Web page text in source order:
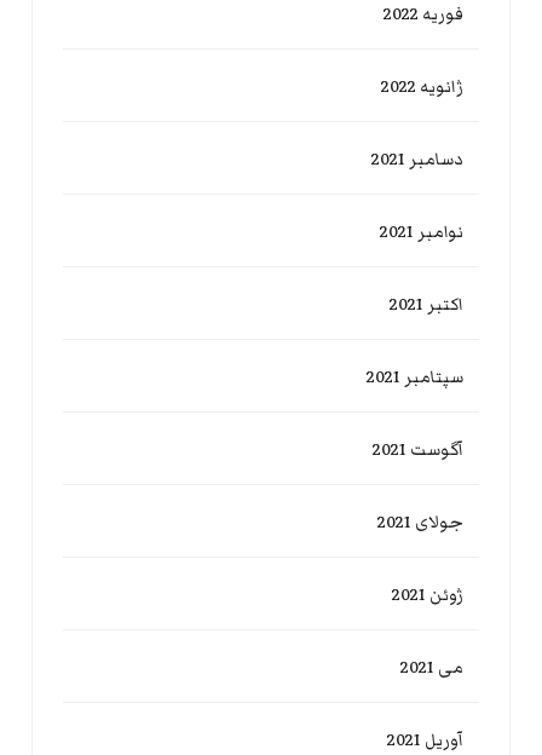
فوریه 2022
ژانویه 2022
دسامبر 2021
نوامبر 2021
اکتبر 2021
سپتامبر 2021
آگوست 2021
جولای 2021
ژوئن 2021
می 2021
آوریل 2021